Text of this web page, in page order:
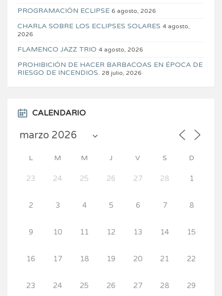
PROGRAMACIÓN ECLIPSE 6 agosto, 2026
CHARLA SOBRE LOS ECLIPSES SOLARES 4 agosto,
2026
FLAMENCO JAZZ TRIO 4 agosto, 2026
PROHIBICIÓN DE HACER BARBACOAS EN ÉPOCA DE
RIESGO DE INCENDIOS. 28 julio, 2026
CALENDARIO
L M M J V S D
23 24 25 26 27 28 1
2 3 4 5 6 7 8
9 10 11 12 13 14 15
16 17 18 19 20 21 22
23 24 25 26 27 28 29